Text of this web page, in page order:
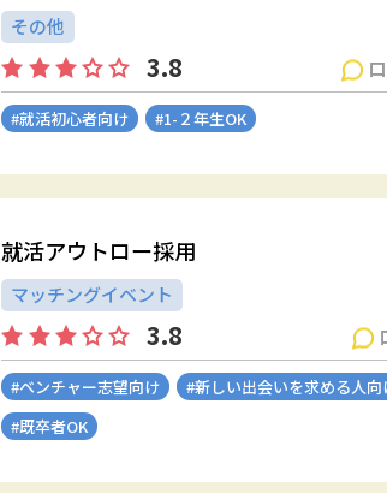
その他
3.8
#就活初心者向け #1-２年生OK
就活アウトロー採用
マッチングイベント
3.8
#ベンチャー志望向け
#新しい出会いを求める人向
#既卒者OK